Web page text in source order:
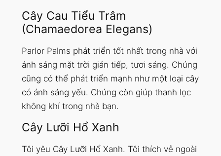
Cây Cau Tiểu Trâm
(Chamaedorea Elegans)
Parlor Palms phát triển tốt nhất trong nhà với
ánh sáng mặt trời gián tiếp, tươi sáng. Chúng
cũng có thể phát triển mạnh như một loại cây
có ánh sáng yếu. Chúng còn giúp thanh lọc
không khí trong nhà bạn.
Cây Lưỡi Hổ Xanh
Tôi yêu Cây Lưỡi Hổ Xanh. Tôi thích vẻ ngoài